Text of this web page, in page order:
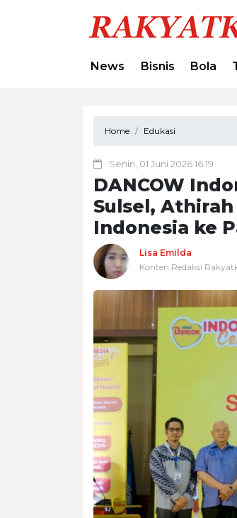
News Bisnis Bola
Home Edukasi
Senin, 01 Juni 2026 16:19
DANCOW
Sulsel,
Indonesia ke
Lisa Emilda
Konten Redaksi